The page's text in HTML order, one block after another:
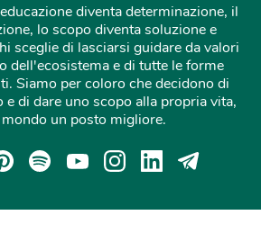
diventa determinazione, il
lo scopo diventa soluzione e
sceglie di lasciarsi guidare da valori
dell'ecosistema e di tutte le forme
Siamo per coloro che decidono di
di dare uno scopo alla propria vita,
un posto migliore.